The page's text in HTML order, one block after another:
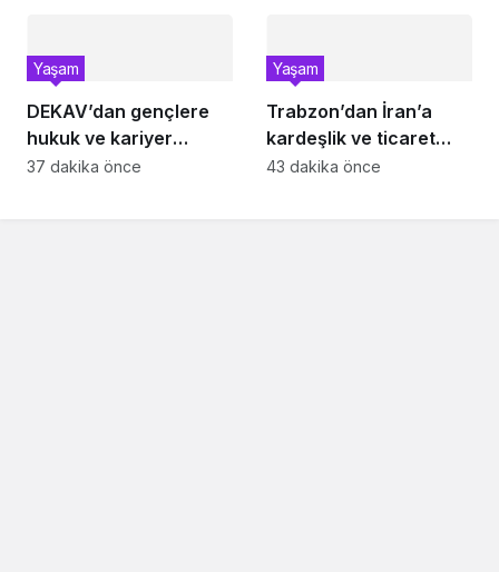
DEKAV’dan gençlere
hukuk ve kariyer
buluşması
Yaşam
37 dakika önce
Trabzon’dan İran’a
kardeşlik ve ticaret
mesajı
Yaşam
43 dakika önce